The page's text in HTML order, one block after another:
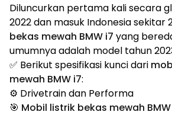
Diluncurkan pertama kali secara
2022 dan masuk Indonesia sekitar
bekas mewah BMW i7 yang
umumnya adalah model tahun
✅ Berikut spesifikasi kunci dari
mewah BMW i7:
⚙️ Drivetrain dan Performa
🎯 Mobil listrik bekas mewah